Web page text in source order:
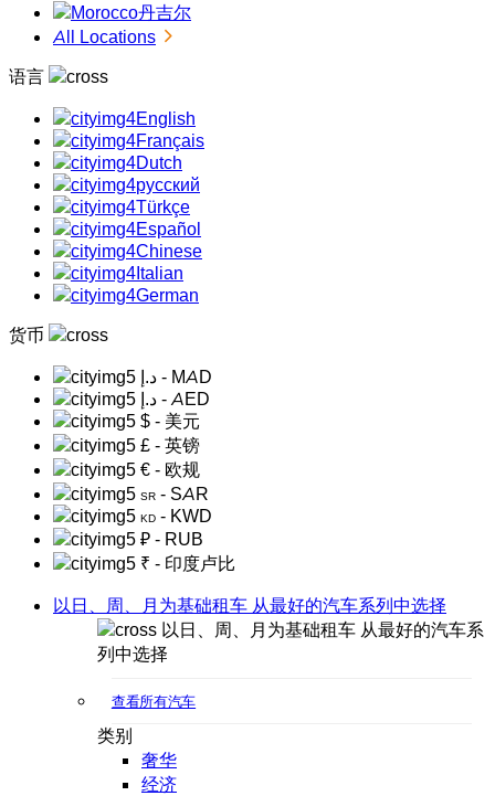
丹吉尔
All Locations
语言
English
Français
Dutch
русский
Türkçe
Español
Chinese
Italian
German
货币
د.إ - MAD
د.إ - AED
$ - 美元
£ - 英镑
€ - 欧规
SR - SAR
KD - KWD
₽ - RUB
₹ - 印度卢比
以日、周、月为基础租车 从最好的汽车系列中选择
以日、周、月为基础租车 从最好的汽车系
列中选择
查看所有汽车
类别
奢华
经济